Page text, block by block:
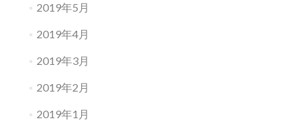
2019年5月
2019年4月
2019年3月
2019年2月
2019年1月